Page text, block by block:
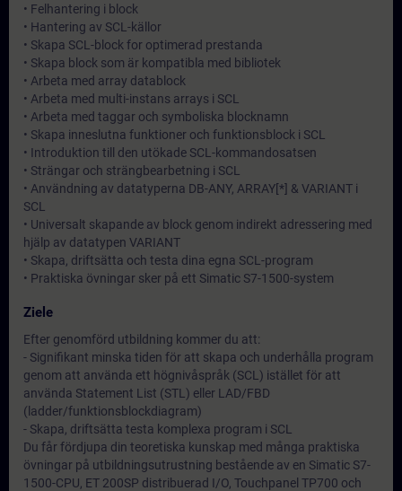
• Felhantering i block
• Hantering av SCL-källor
• Skapa SCL-block for optimerad prestanda
• Skapa block som är kompatibla med bibliotek
• Arbeta med array datablock
• Arbeta med multi-instans arrays i SCL
• Arbeta med taggar och symboliska blocknamn
• Skapa inneslutna funktioner och funktionsblock i SCL
• Introduktion till den utökade SCL-kommandosatsen
• Strängar och strängbearbetning i SCL
• Användning av datatyperna DB-ANY, ARRAY[*] & VARIANT i
SCL
• Universalt skapande av block genom indirekt adressering med
hjälp av datatypen VARIANT
• Skapa, driftsätta och testa dina egna SCL-program
• Praktiska övningar sker på ett Simatic S7-1500-system
Ziele
Efter genomförd utbildning kommer du att:
- Signifikant minska tiden för att skapa och underhålla program
genom att använda ett högnivåspråk (SCL) istället för att
använda Statement List (STL) eller LAD/FBD
(ladder/funktionsblockdiagram)
- Skapa, driftsätta testa komplexa program i SCL
Du får fördjupa din teoretiska kunskap med många praktiska
övningar på utbildningsutrustning bestående av en Simatic S7-
1500-CPU, ET 200SP distribuerad I/O, Touchpanel TP700 och